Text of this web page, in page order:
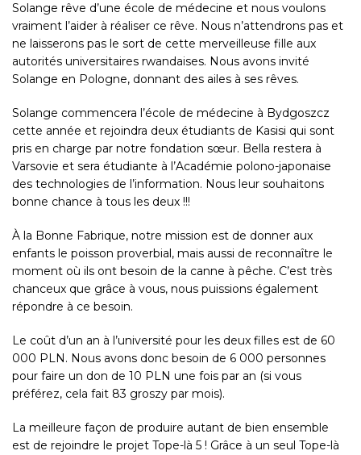
Solange rêve d’une école de médecine et nous voulons
vraiment l’aider à réaliser ce rêve. Nous n’attendrons pas et
ne laisserons pas le sort de cette merveilleuse fille aux
autorités universitaires rwandaises. Nous avons invité
Solange en Pologne, donnant des ailes à ses rêves.
Solange commencera l’école de médecine à Bydgoszcz
cette année et rejoindra deux étudiants de Kasisi qui sont
pris en charge par notre fondation sœur. Bella restera à
Varsovie et sera étudiante à l’Académie polono-japonaise
des technologies de l’information. Nous leur souhaitons
bonne chance à tous les deux !!!
À la Bonne Fabrique, notre mission est de donner aux
enfants le poisson proverbial, mais aussi de reconnaître le
moment où ils ont besoin de la canne à pêche. C’est très
chanceux que grâce à vous, nous puissions également
répondre à ce besoin.
Le coût d’un an à l’université pour les deux filles est de 60
000 PLN. Nous avons donc besoin de 6 000 personnes
pour faire un don de 10 PLN une fois par an (si vous
préférez, cela fait 83 groszy par mois).
La meilleure façon de produire autant de bien ensemble
est de rejoindre le projet Tope-là 5 ! Grâce à un seul Tope-là